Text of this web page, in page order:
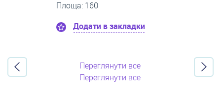
Поверх:8
Переглянути все
Переглянути все